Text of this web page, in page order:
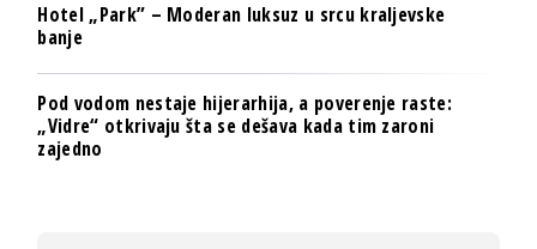
Hotel „Park” – Moderan luksuz u srcu kraljevske
banje
Pod vodom nestaje hijerarhija, a poverenje raste:
„Vidre“ otkrivaju šta se dešava kada tim zaroni
zajedno